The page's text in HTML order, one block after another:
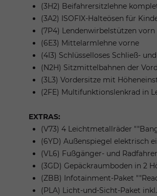
(3H2) Beifahrersitzlehne
(3A2) ISOFIX-Halteösen für
(7P4) Lendenwirbelstützen vorn
(6E3) Mittelarmlehne vorne
(4I3) Schlüsselloses Schließ-
(N2H) Sitzmittelbahnen der
(3L3) Vordersitze mit
(2FE) Multifunktionslenkrad in
EXTRAS:
(V73) 4 Leichtmetallräder
(6YD) Außenspiegel elektrisch
(VL6) Fußgänger- und
(3GD) Gepäckraumboden in 2
(ZBB) Infotainment-Paket
(PLA) Licht-und-Sicht-Paket